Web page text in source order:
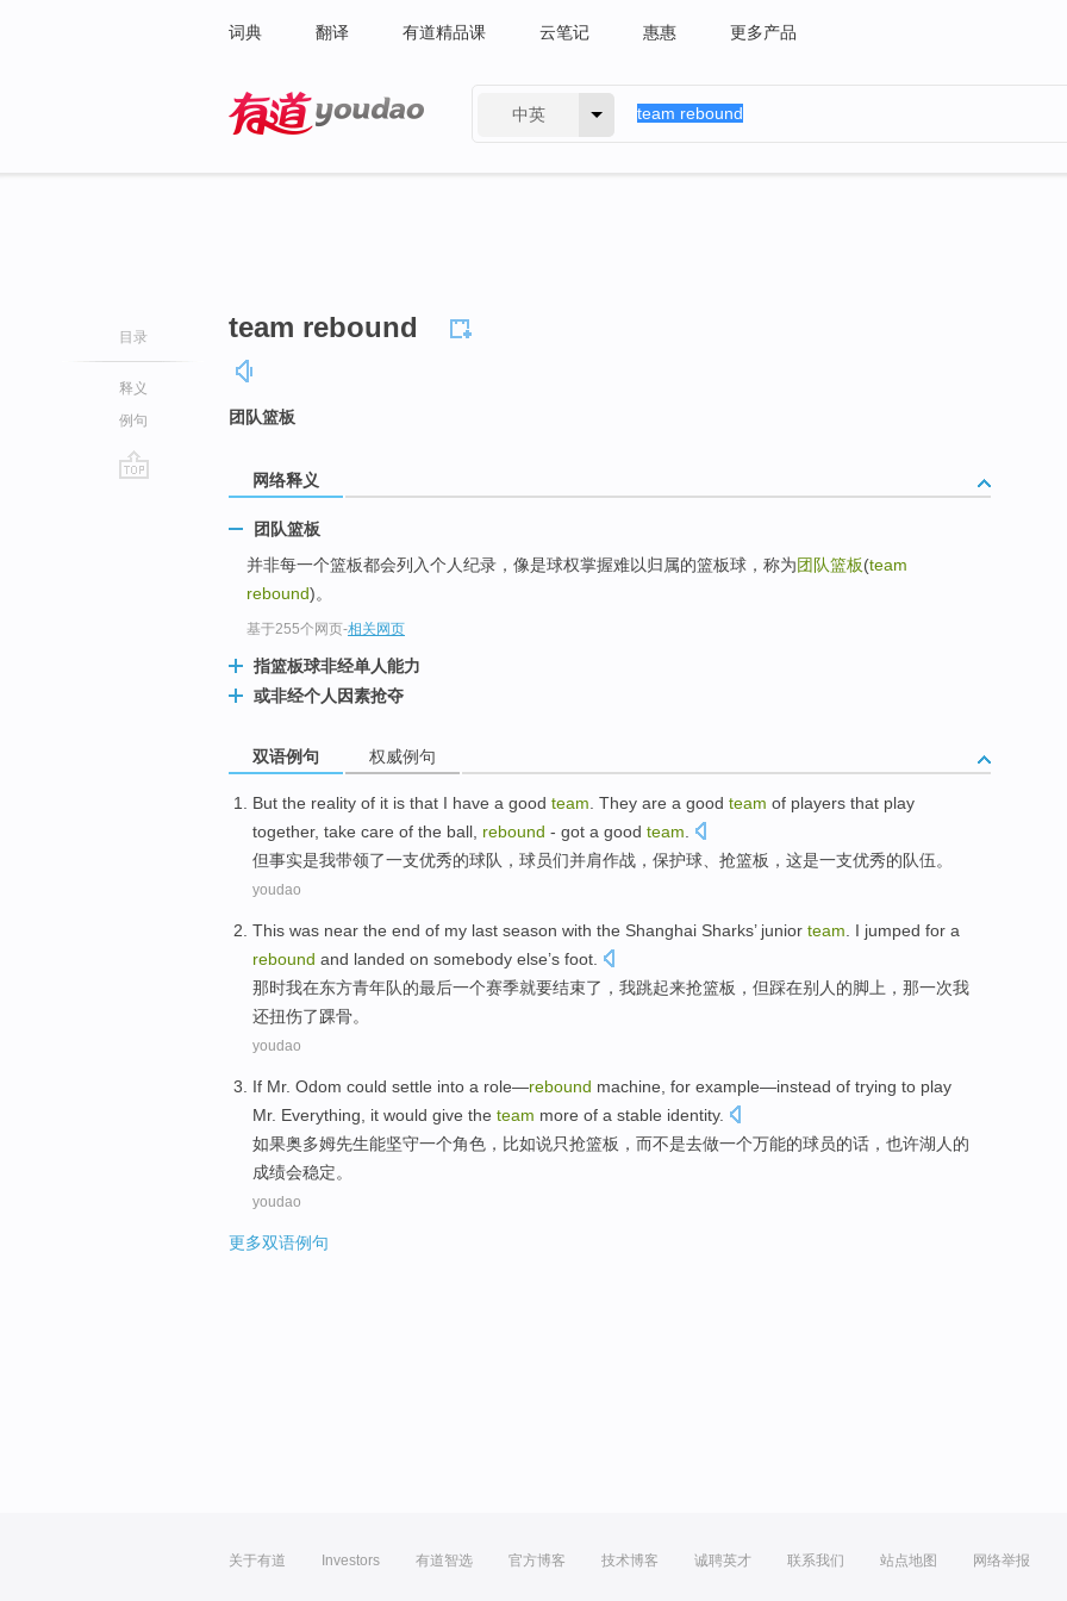
词典 翻译 有道精品课 云笔记 惠惠 更多产品
中英
目录
释义
例句
team rebound
团队篮板
网络释义
团队篮板
并非每一个篮板都会列入个人纪录，像是球权掌握难以归属的篮板球，称为团队篮板(team
rebound)。
基于255个网页-相关网页
指篮板球非经单人能力
或非经个人因素抢夺
双语例句 权威例句
But the reality of it is that I have a good team. They are a good team of players that play
together, take care of the ball, rebound - got a good team.
但事实是我带领了一支优秀的球队 ， 球员们并肩作战，保护球、 抢篮板 ， 这是一支优秀的队伍。
youdao
This was near the end of my last season with the Shanghai Sharks’ junior team I jumped for a
rebound and landed on somebody else’s foot
那时我在东方青年队的最后一个赛季就要结束了， 我跳起来抢篮板，但踩在别人的脚上，那一次我
还扭伤了踝骨。
youdao
If Mr. Odom could settle into a role—rebound machine, for example—instead of trying to play
Mr. Everything it would give the team more of a stable identity.
如果奥多姆先生能坚守一个角色 ， 比如说只抢篮板， 而不是去做一个万能的球员的话， 也许湖人的
成绩会稳定。
youdao
更多双语例句
关于有道 Investors 有道智选 官方博客 技术博客 诚聘英才 联系我们 站点地图 网络举报